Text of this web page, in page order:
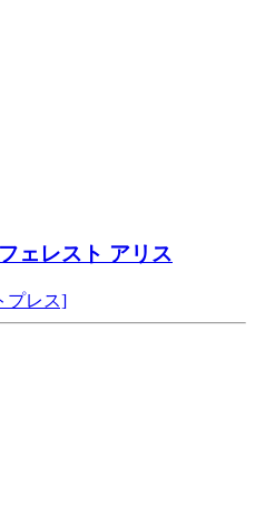
ェレスト アリス
プレス]